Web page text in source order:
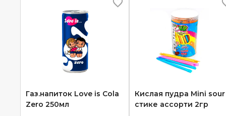
Газ.напиток Love is Cola
Zero 250мл
Кислая пудра Mini
стике ассорти 2гр